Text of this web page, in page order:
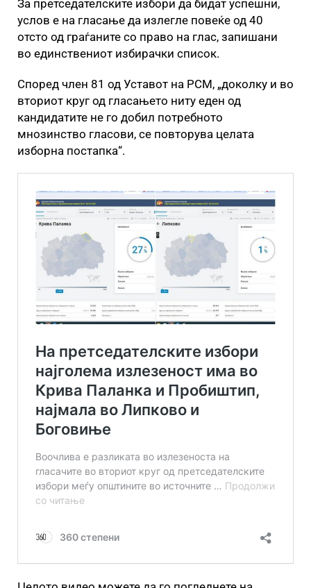
За претседателските избори да бидат успешни,
услов е на гласање да излегле повеќе од 40
отсто од граѓаните со право на глас, запишани
во единствениот избирачки список.
Според член 81 од Уставот на РСМ, „доколку и во
вториот круг од гласањето ниту еден од
кандидатите не го добил потребното
мнозинство гласови, се повторува целата
изборна постапка“.